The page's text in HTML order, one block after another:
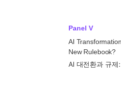
Panel V
AI
New Rulebook?
AI 대전환과 규제